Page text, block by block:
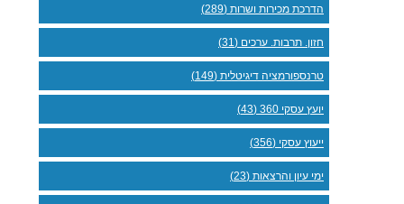
הדרכת מכירות ושרות (289)
חזון. תרבות. ערכים (31)
טרנספורמציה דיגיטלית (149)
יועץ עסקי 360 (43)
ייעוץ עסקי (356)
ימי עיון והרצאות (23)